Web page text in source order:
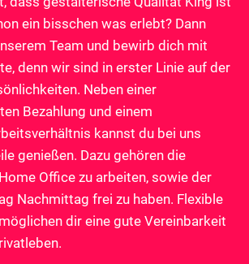
ein bisschen was erlebt? Dann
Team und bewirb dich mit
denn wir sind in erster Linie auf der
Neben einer
Bezahlung und einem
kannst du bei uns
genießen. Dazu gehören die
Office zu arbeiten, sowie der
Nachmittag frei zu haben. Flexible
dir eine gute Vereinbarkeit